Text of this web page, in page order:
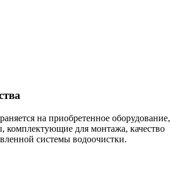
на приобретенное оборудование,
комплектующие для монтажа, качество
системы водоочистки.